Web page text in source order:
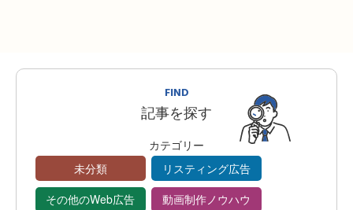
FIND
記事を探す
カテゴリー
未分類
リスティング広告
その他のWeb広告
動画制作ノウハウ